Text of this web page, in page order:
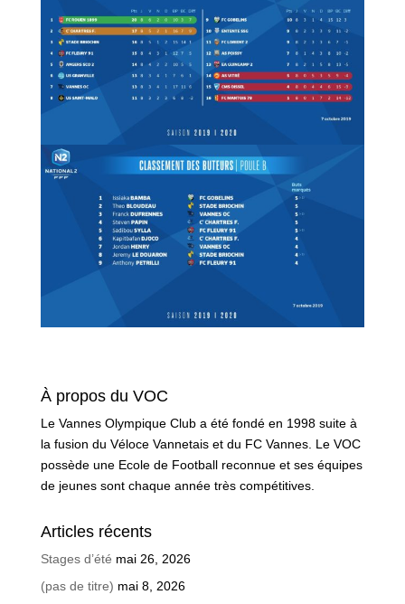
À propos du VOC
Le Vannes Olympique Club a été fondé en 1998 suite à
la fusion du Véloce Vannetais et du FC Vannes. Le VOC
possède une Ecole de Football reconnue et ses équipes
de jeunes sont chaque année très compétitives.
Articles récents
Stages d’été mai 26, 2026
(pas de titre) mai 8, 2026